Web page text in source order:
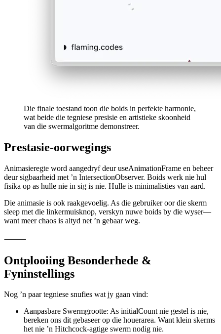
wat beide die tegniese presisie en artistieke skoonheid
van die swermalgoritme demonstreer.
Prestasie-oorwegings
deur sigbaarheid met ’n IntersectionObserver. Boids werk nie hul
fisika op as hulle nie in sig is nie. Hulle is minimalisties van aard.
sleep met die linkermuisknop, verskyn nuwe boids by die wyser—
⸻
Fyninstellings
Nog ’n paar tegniese snufies wat jy gaan vind: